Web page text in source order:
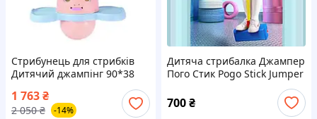
Стрибунець для стрибків
Дитячий джампінг 90*38
см, світло у короб 42*19*21
см (РОЖЕВИЙ) MIC (BR2502)
1 763₴
2 050 ₴ -14%
Дитяча стрибалка Джампер
Пого Стик Pogo Stick Jumper
Пострибун дитячий
скакунок Вік 3+
700₴